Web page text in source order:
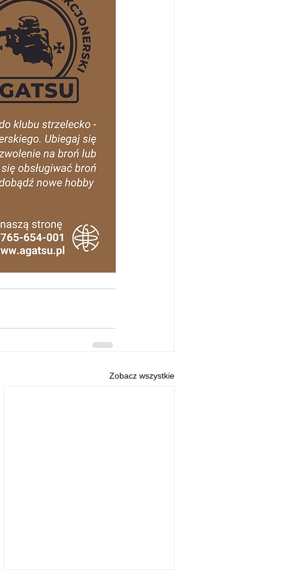
Zobacz wszystkie